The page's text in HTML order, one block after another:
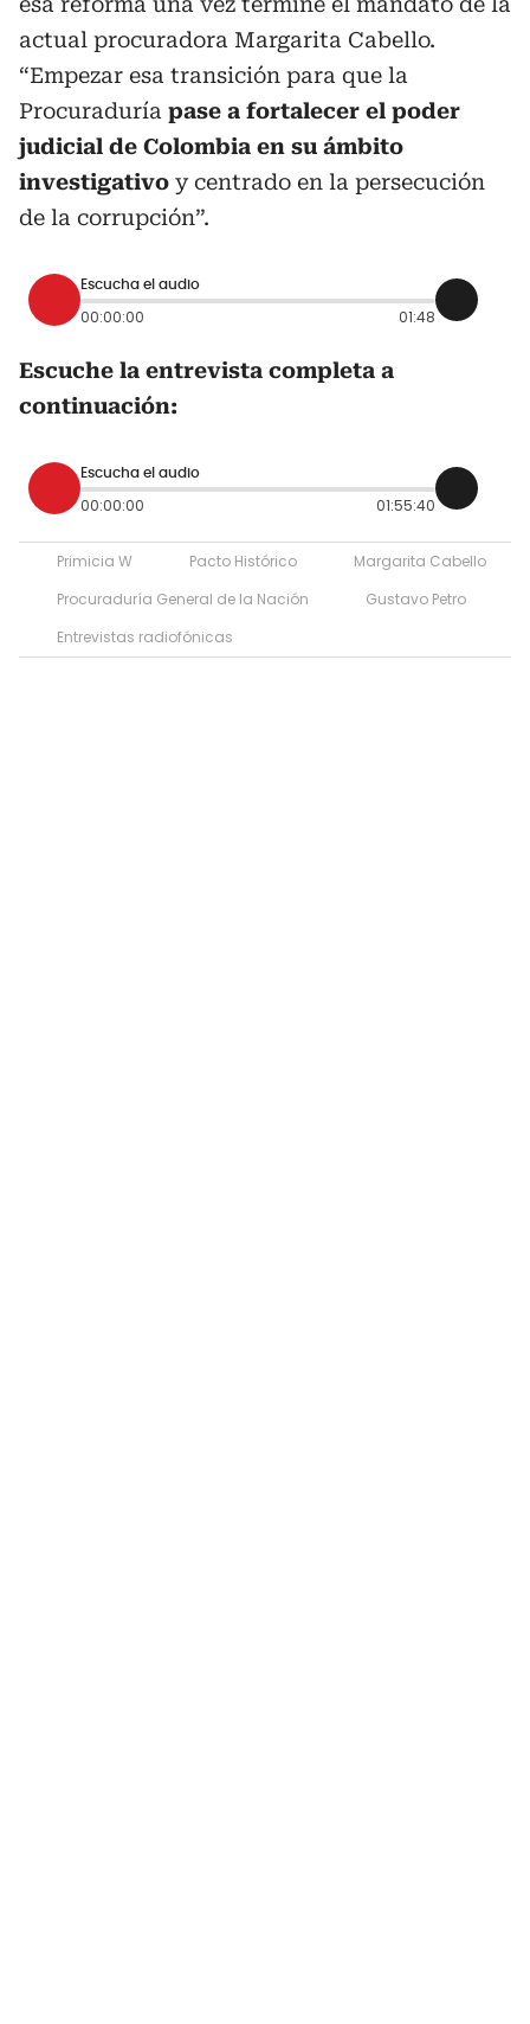
actual procuradora Margarita Cabello.
“Empezar esa transición para que la
Procuraduría pase a fortalecer el poder
judicial de Colombia en su ámbito
investigativo y centrado en la persecución
de la corrupción”.
Escucha el audio
00:00:00 01:48
Escuche la entrevista completa a
continuación:
Escucha el audio
00:00:00 01:55:40
Primicia W Pacto Histórico
Margarita Cabello
Procuraduría General de la Nación
Gustavo Petro
Entrevistas radiofónicas